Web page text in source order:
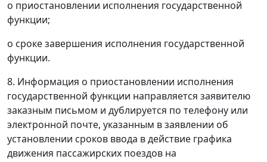
о приостановлении исполнения государственной
функции;
о сроке завершения исполнения государственной
функции.
8. Информация о приостановлении исполнения
государственной функции направляется заявителю
заказным письмом и дублируется по телефону или
электронной почте, указанным в заявлении об
установлении сроков ввода в действие графика
движения пассажирских поездов на